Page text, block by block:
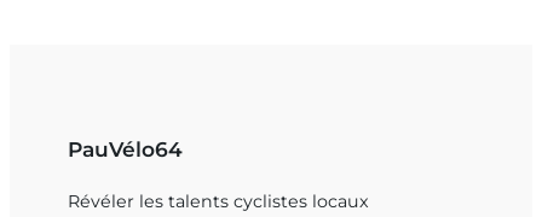
PauVélo64
Révéler les talents cyclistes locaux